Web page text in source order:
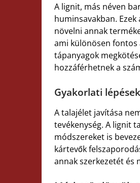
A lignit, más néven
huminsavakban.
növelni annak
ami különösen fontos
tápanyagok
hozzáférhetnek a
Gyakorlati
A talajélet javítása
tevékenység. A lignit
módszereket is
kártevők
annak szerkezetét és